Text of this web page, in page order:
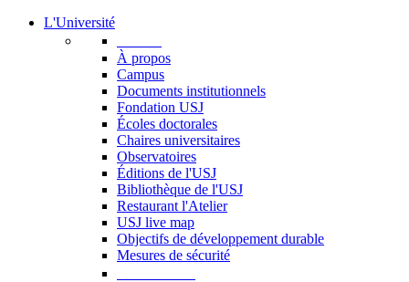
L'Université
À propos
Campus
Documents institutionnels
Fondation USJ
Écoles doctorales
Chaires universitaires
Observatoires
Éditions de l'USJ
Bibliothèque de l'USJ
Restaurant l'Atelier
USJ live map
Objectifs de développement durable
Mesures de sécurité